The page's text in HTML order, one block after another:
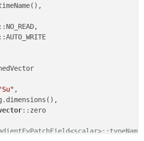
::NO_READ,
::AUTO_WRITE
,
::zero